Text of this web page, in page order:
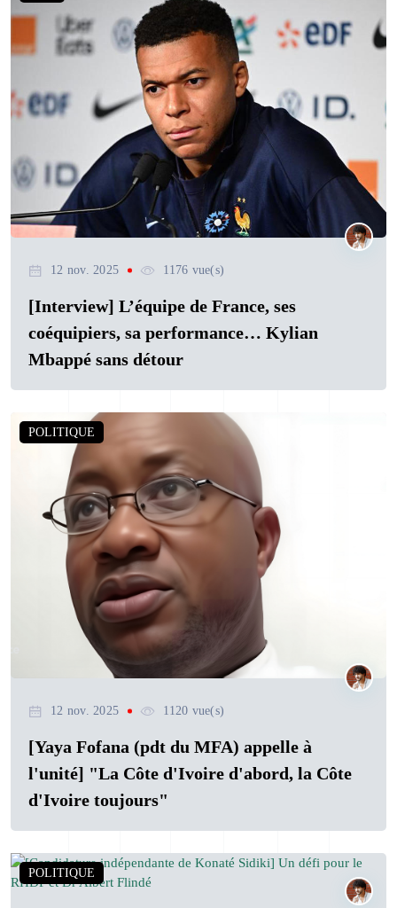
12 nov. 2025 1176 vue(s)
[Interview] L’équipe de France, ses
coéquipiers, sa performance… Kylian
Mbappé sans détour
POLITIQUE
12 nov. 2025 1120 vue(s)
[Yaya Fofana (pdt du MFA) appelle à
l'unité] "La Côte d'Ivoire d'abord, la Côte
d'Ivoire toujours"
POLITIQUE